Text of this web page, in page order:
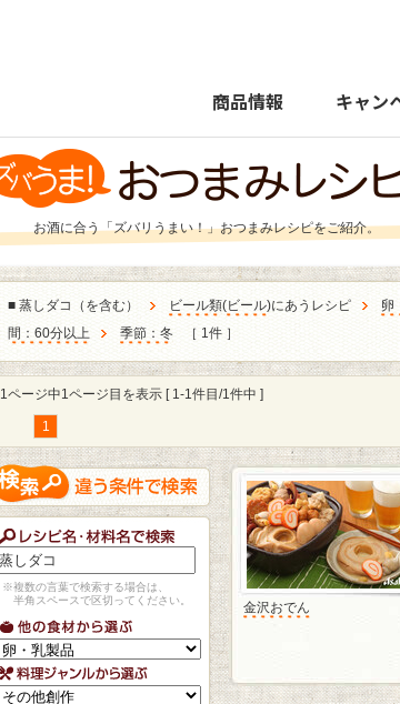
商品情報 キャン
お酒に合う「ズバリうまい！」おつまみレシピをご紹介。
■ 蒸しダコ（を含む） ビール類(ビール)にあうレシピ 卵
間：60分以上
季節：冬 ［ 1件 ］
1ページ中1ページ目を表示 [ 1-1件目/1件中 ]
1
※複数の言葉で検索する場合は、
半角スペースで区切ってください。
金沢おでん